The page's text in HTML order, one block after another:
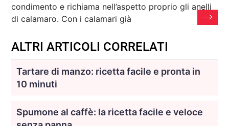
condimento e richiama nell’aspetto proprio gli anelli
di calamaro. Con i calamari già
ALTRI ARTICOLI CORRELATI
Tartare di manzo: ricetta facile e pronta in
10 minuti
Spumone al caffè: la ricetta facile e veloce